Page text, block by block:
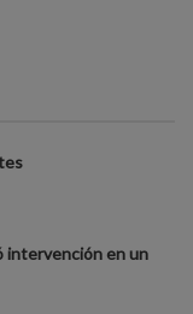
intervención en un